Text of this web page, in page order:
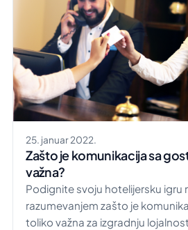
25. januar 2022.
Zašto je komunikacija sa
važna?
Podignite svoju hotelijersku igru
razumevanjem zašto je
toliko važna za izgradnju